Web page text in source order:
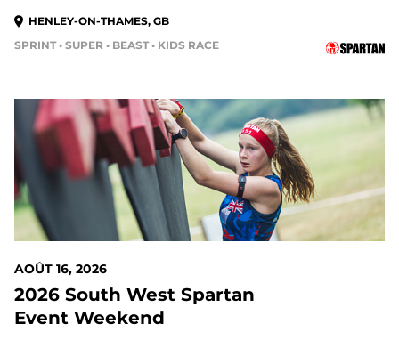
HENLEY-ON-THAMES, GB
SPRINT • SUPER • BEAST • KIDS RACE
AOÛT 16, 2026
2026 South West Spartan
Event Weekend